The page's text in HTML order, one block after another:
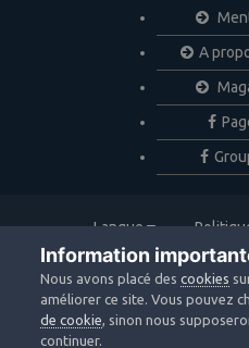
A
Langue
Nous
Copyright ©
Powered by
Information
Nous avons placé descookies
améliorer ce site. Vous pouvez
de cookie, sinon nous
continuer.